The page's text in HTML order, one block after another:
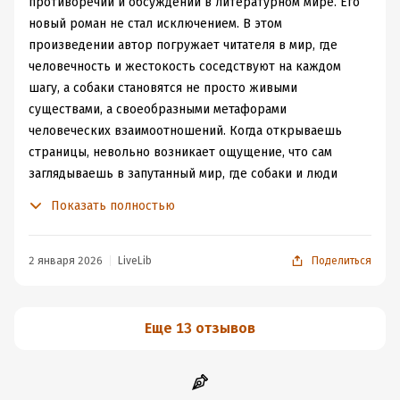
новый роман не стал исключением. В этом
произведении автор погружает читателя в мир, где
человечность и жестокость соседствуют на каждом
шагу, а собаки становятся не просто живыми
существами, а своеобразными метафорами
человеческих взаимоотношений. Когда открываешь
страницы, невольно возникает ощущение, что сам
заглядываешь в запутанный мир, где собаки и люди
до самого конца! Это не просто книга — это живое
подумать, что в этой истории о четвероногих героях
попугая, но главные герои конечно же собаки. Разделив
Показать полностью
2 января 2026 LiveLib Поделиться
Еще 13 отзывов